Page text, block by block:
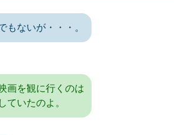
もないが・・・。
画を観に行くのは
ていたのよ。